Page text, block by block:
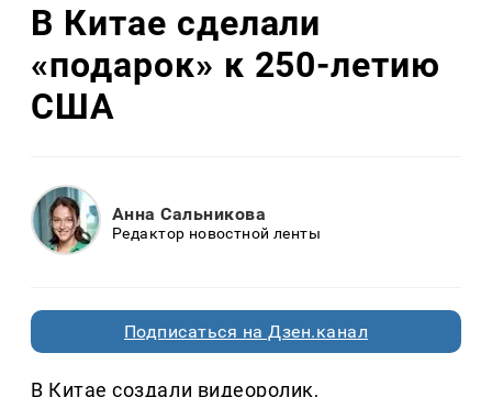
В Китае сделали
«подарок» к 250-летию
США
Анна Сальникова
Редактор новостной ленты
Подписаться на Дзен.канал
В Китае создали видеоролик,